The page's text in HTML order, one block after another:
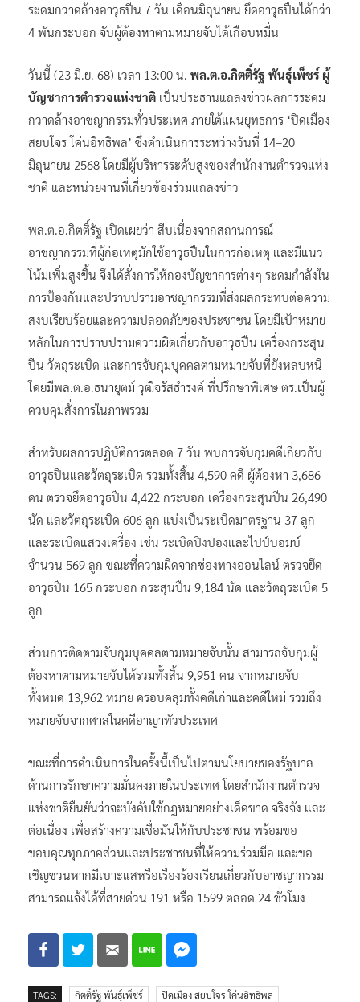
ระดมกวาดล้างอาวุธปืน 7 วัน เดือนมิถุนายน ยึดอาวุธปืนได้กว่า
4 พันกระบอก จับผู้ต้องหาตามหมายจับได้เกือบหมื่น
วันนี้ (23 มิ.ย. 68) เวลา 13:00 น. พล.ต.อ.กิตติ์รัฐ พันธุ์เพ็ชร์ ผู้
บัญชาการตำรวจแห่งชาติ เป็นประธานแถลงข่าวผลการระดม
กวาดล้างอาชญากรรมทั่วประเทศ ภายใต้แผนยุทธการ ‘ปิดเมือง
สยบโจร โค่นอิทธิพล’ ซึ่งดำเนินการระหว่างวันที่ 14–20
มิถุนายน 2568 โดยมีผู้บริหารระดับสูงของสำนักงานตำรวจแห่ง
ชาติ และหน่วยงานที่เกี่ยวข้องร่วมแถลงข่าว
พล.ต.อ.กิตติ์รัฐ เปิดเผยว่า สืบเนื่องจากสถานการณ์
อาชญากรรมที่ผู้ก่อเหตุมักใช้อาวุธปืนในการก่อเหตุ และมีแนว
โน้มเพิ่มสูงขึ้น จึงได้สั่งการให้กองบัญชาการต่างๆ ระดมกำลังใน
การป้องกันและปราบปรามอาชญากรรมที่ส่งผลกระทบต่อความ
สงบเรียบร้อยและความปลอดภัยของประชาชน โดยมีเป้าหมาย
หลักในการปราบปรามความผิดเกี่ยวกับอาวุธปืน เครื่องกระสุน
ปืน วัตถุระเบิด และการจับกุมบุคคลตามหมายจับที่ยังหลบหนี
โดยมีพล.ต.อ.ธนายุตม์ วุฒิจรัสธำรงค์ ที่ปรึกษาพิเศษ ตร.เป็นผู้
ควบคุมสั่งการในภาพรวม
สำหรับผลการปฏิบัติการตลอด 7 วัน พบการจับกุมคดีเกี่ยวกับ
อาวุธปืนและวัตถุระเบิด รวมทั้งสิ้น 4,590 คดี ผู้ต้องหา 3,686
คน ตรวจยึดอาวุธปืน 4,422 กระบอก เครื่องกระสุนปืน 26,490
นัด และวัตถุระเบิด 606 ลูก แบ่งเป็นระเบิดมาตรฐาน 37 ลูก
และระเบิดแสวงเครื่อง เช่น ระเบิดปิงปองและไปป์บอมบ์
จำนวน 569 ลูก ขณะที่ความผิดจากช่องทางออนไลน์ ตรวจยึด
อาวุธปืน 165 กระบอก กระสุนปืน 9,184 นัด และวัตถุระเบิด 5
ลูก
ส่วนการติดตามจับกุมบุคคลตามหมายจับนั้น สามารถจับกุมผู้
ต้องหาตามหมายจับได้รวมทั้งสิ้น 9,951 คน จากหมายจับ
ทั้งหมด 13,962 หมาย ครอบคลุมทั้งคดีเก่าและคดีใหม่ รวมถึง
หมายจับจากศาลในคดีอาญาทั่วประเทศ
ขณะที่การดำเนินการในครั้งนี้เป็นไปตามนโยบายของรัฐบาล
ด้านการรักษาความมั่นคงภายในประเทศ โดยสำนักงานตำรวจ
แห่งชาติยืนยันว่าจะบังคับใช้กฎหมายอย่างเด็ดขาด จริงจัง และ
ต่อเนื่อง เพื่อสร้างความเชื่อมั่นให้กับประชาชน พร้อมขอ
ขอบคุณทุกภาคส่วนและประชาชนที่ให้ความร่วมมือ และขอ
เชิญชวนหากมีเบาะแสหรือเรื่องร้องเรียนเกี่ยวกับอาชญากรรม
สามารถแจ้งได้ที่สายด่วน 191 หรือ 1599 ตลอด 24 ชั่วโมง
TAGS: กิตติ์รัฐ พันธุ์เพ็ชร์ ปิดเมือง สยบโจร โค่นอิทธิพล